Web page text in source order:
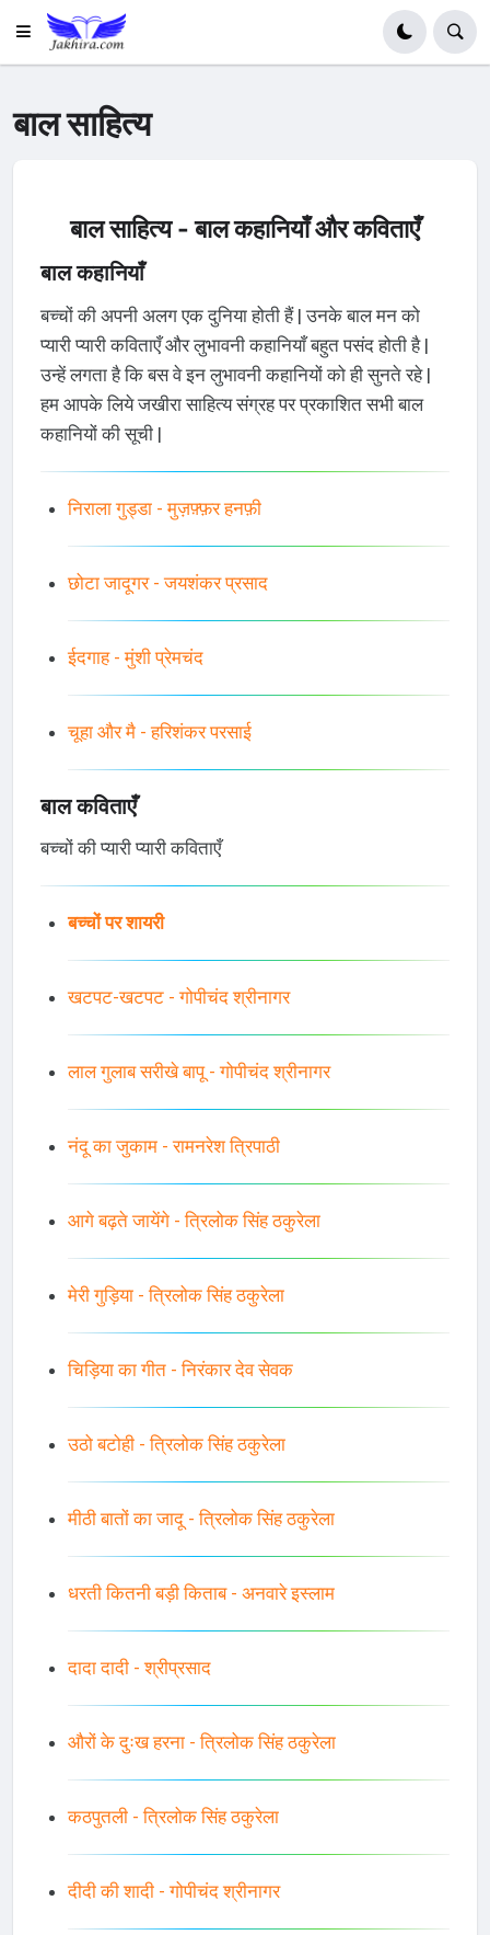
बाल साहित्य
बाल साहित्य - बाल कहानियाँ और कविताएँ
बाल कहानियाँ
बच्चों की अपनी अलग एक दुनिया होती हैं | उनके बाल मन को
प्यारी प्यारी कविताएँ और लुभावनी कहानियाँ बहुत पसंद होती है |
उन्हें लगता है कि बस वे इन लुभावनी कहानियों को ही सुनते रहे |
हम आपके लिये जखीरा साहित्य संग्रह पर प्रकाशित सभी बाल
कहानियों की सूची |
निराला गुड्डा - मुज़फ़्फ़र हनफ़ी
छोटा जादूगर - जयशंकर प्रसाद
ईदगाह - मुंशी प्रेमचंद
चूहा और मै - हरिशंकर परसाई
बाल कविताएँ
बच्चों की प्यारी प्यारी कविताएँ
बच्चों पर शायरी
खटपट-खटपट - गोपीचंद श्रीनागर
लाल गुलाब सरीखे बापू - गोपीचंद श्रीनागर
नंदू का जुकाम - रामनरेश त्रिपाठी
आगे बढ़ते जायेंगे - त्रिलोक सिंह ठकुरेला
मेरी गुड़िया - त्रिलोक सिंह ठकुरेला
चिड़िया का गीत - निरंकार देव सेवक
उठो बटोही - त्रिलोक सिंह ठकुरेला
मीठी बातों का जादू - त्रिलोक सिंह ठकुरेला
धरती कितनी बड़ी किताब - अनवारे इस्लाम
दादा दादी - श्रीप्रसाद
औरों के दुःख हरना - त्रिलोक सिंह ठकुरेला
कठपुतली - त्रिलोक सिंह ठकुरेला
दीदी की शादी - गोपीचंद श्रीनागर